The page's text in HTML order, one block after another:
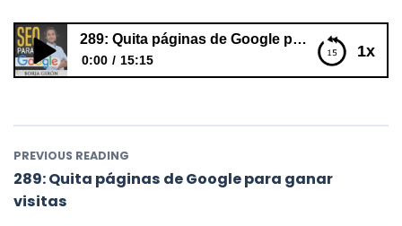
1x
289: Quita páginas de Google para ganar visitas
0:00 15:15
PREVIOUS READING
289: Quita páginas de Google para ganar
visitas